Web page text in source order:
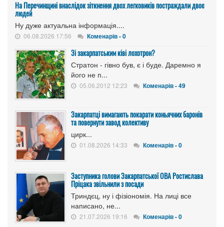
На Перечинщині внаслідок зіткнення двох легковиків постраждали двоє
людей
Ну дуже актуальна інформація....
06.08.2026 17:56 Коменарів - 0
Зі закарпатським ківі лохотрон?
Стратон - гівно був, є і буде. Даремно я
його не п...
05.06.2012 12:23 Коменарів - 49
Закарпатці вимагають покарати коньячних баронів
та повернути завод колективу
цирк...
01.08.2026 14:33 Коменарів - 0
Заступника голови Закарпатської ОВА Ростислава
Пріцака звільнили з посади
Триндєц, ну і фізіономія. На лиці все
написано, не...
21.07.2026 19:16 Коменарів - 0